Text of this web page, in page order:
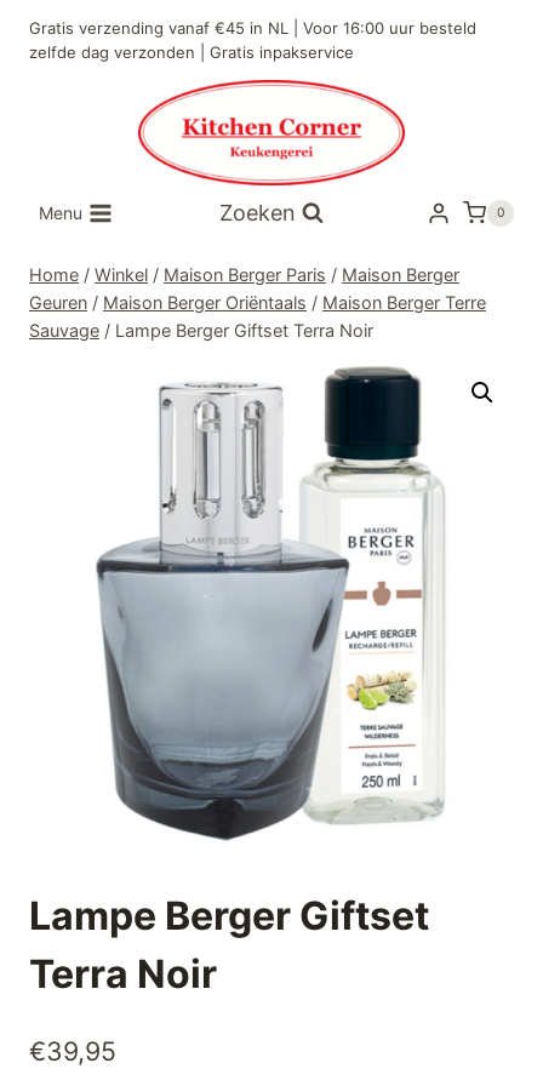
naar
Gratis verzending vanaf €45 in NL | Voor 16:00 uur besteld
zelfde dag verzonden | Gratis inpakservice
Menu Zoeken 0
Home / Winkel / Maison Berger Paris / Maison Berger
Geuren / Maison Berger Oriëntaals / Maison Berger Terre
Sauvage / Lampe Berger Giftset Terra Noir
Lampe Berger Giftset
Terra Noir
€39,95